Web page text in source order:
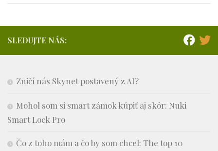
SLEDUJTE NÁS:
Zničí nás Skynet postavený z AI?
Mohol som si smart zámok kúpiť aj skôr: Nuki
Smart Lock Pro
Čo z toho mám a čo by som chcel: The top 10